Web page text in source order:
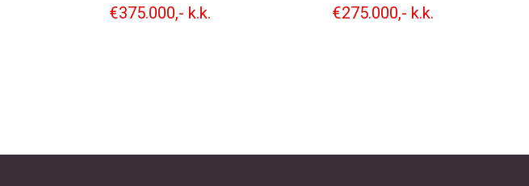
€375.000,- k.k. €275.000,- k.k.